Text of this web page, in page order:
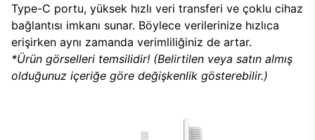
Type-C portu, yüksek hızlı veri transferi ve çoklu cihaz
bağlantısı imkanı sunar. Böylece verilerinize hızlıca
erişirken aynı zamanda verimliliğiniz de artar.
*Ürün görselleri temsilidir! (Belirtilen veya satın almış
olduğunuz içeriğe göre değişkenlik gösterebilir.)